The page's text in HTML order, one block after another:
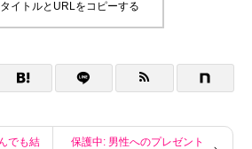
イトルとURLをコピーする
でも結
保護中: 男性へのプレゼント